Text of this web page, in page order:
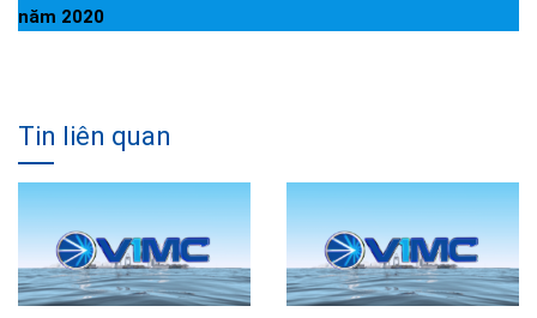
năm 2020
Tin liên quan